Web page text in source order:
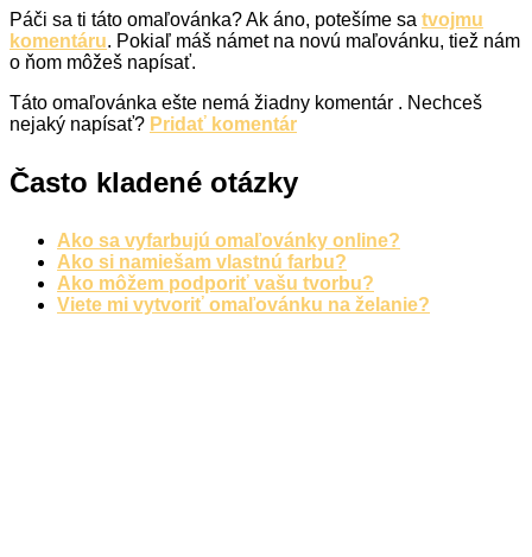
Páči sa ti táto omaľovánka? Ak áno, potešíme sa tvojmu
komentáru. Pokiaľ máš námet na novú maľovánku, tiež nám
o ňom môžeš napísať.
Táto omaľovánka ešte nemá žiadny komentár . Nechceš
nejaký napísať? Pridať komentár
Často kladené otázky
Ako sa vyfarbujú omaľovánky online?
Ako si namiešam vlastnú farbu?
Ako môžem podporiť vašu tvorbu?
Viete mi vytvoriť omaľovánku na želanie?